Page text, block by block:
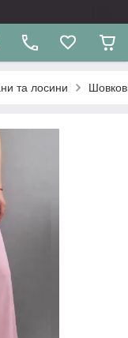
та лосини